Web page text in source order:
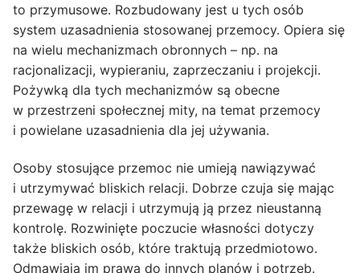
to przymusowe. Rozbudowany jest u tych osób
system uzasadnienia stosowanej przemocy. Opiera się
na wielu mechanizmach obronnych – np. na
racjonalizacji, wypieraniu, zaprzeczaniu i projekcji.
Pożywką dla tych mechanizmów są obecne
w przestrzeni społecznej mity, na temat przemocy
i powielane uzasadnienia dla jej używania.
Osoby stosujące przemoc nie umieją nawiązywać
i utrzymywać bliskich relacji. Dobrze czuja się mając
przewagę w relacji i utrzymują ją przez nieustanną
kontrolę. Rozwinięte poczucie własności dotyczy
także bliskich osób, które traktują przedmiotowo.
Odmawiają im prawa do innych planów i potrzeb.